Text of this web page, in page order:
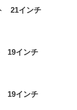
21インチ
19インチ
19インチ